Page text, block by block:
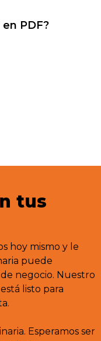
PDF?
tus
hoy mismo y le
puede
negocio. Nuestro
listo para
Esperamos ser